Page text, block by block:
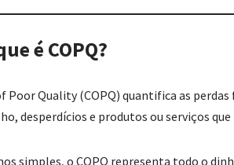
é COPQ?
Poor Quality (COPQ) quantifica as
desperdícios e produtos ou serviços
simples, o COPQ representa todo o